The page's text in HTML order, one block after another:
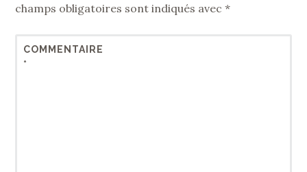
champs obligatoires sont indiqués avec*
COMMENTAIRE
*